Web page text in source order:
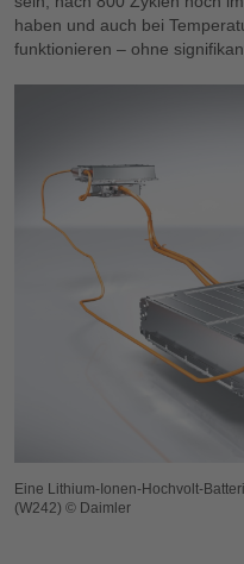
haben und auch bei
funktionieren – ohne
Eine Lithium-Ionen-Hochvolt-
(W242) © Daimler